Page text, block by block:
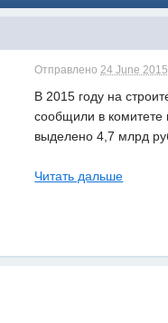
Отправлено24 June
В 2015 году на
сообщили в комитете
выделено 4,7 млрд
Читать дальше